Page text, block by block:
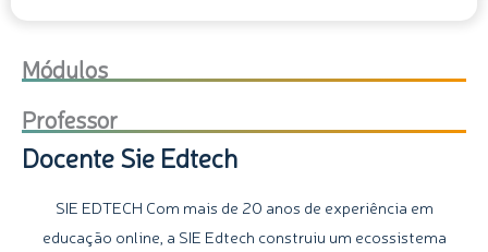
Módulos
Professor
Docente Sie Edtech
SIE EDTECH Com mais de 20 anos de experiência em
educação online, a SIE Edtech construiu um ecossistema